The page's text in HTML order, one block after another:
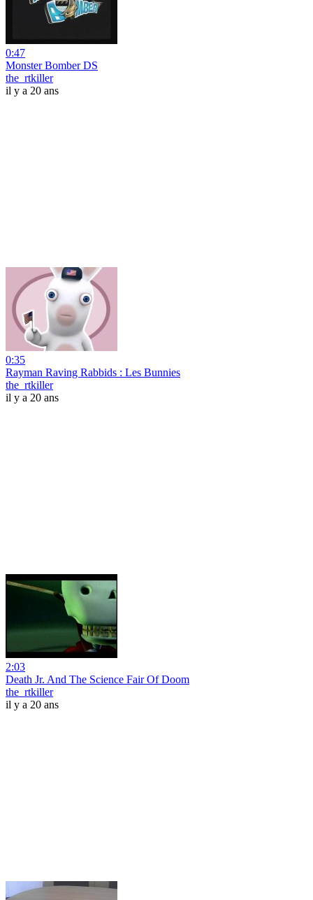
0:47
Monster Bomber DS
the_rtkiller
il y a 20 ans
0:35
Rayman Raving Rabbids : Les Bunnies
the_rtkiller
il y a 20 ans
2:03
Death Jr. And The Science Fair Of Doom
the_rtkiller
il y a 20 ans